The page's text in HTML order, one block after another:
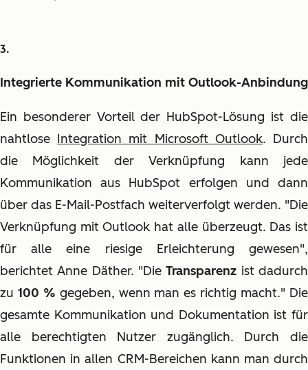
Integrierte Kommunikation mit Outlook-Anbindung
Ein besonderer Vorteil der HubSpot-Lösung ist die
nahtlose Integration mit Microsoft Outlook. Durch
die Möglichkeit der Verknüpfung kann jede
Kommunikation aus HubSpot erfolgen und dann
über das E-Mail-Postfach weiterverfolgt werden. "Die
Verknüpfung mit Outlook hat alle überzeugt. Das ist
für alle eine riesige Erleichterung gewesen",
berichtet Anne Däther. "DieTransparenz ist dadurch
zu 100 % gegeben, wenn man es richtig macht." Die
gesamte Kommunikation und Dokumentation ist für
alle berechtigten Nutzer zugänglich. Durch die
Funktionen in allen CRM-Bereichen kann man durch